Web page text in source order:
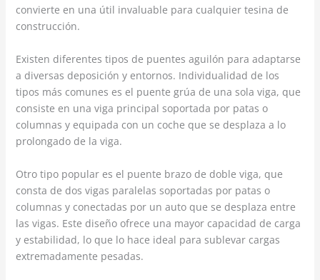
convierte en una útil invaluable para cualquier tesina de
construcción.
Existen diferentes tipos de puentes aguilón para adaptarse
a diversas deposición y entornos. Individualidad de los
tipos más comunes es el puente grúa de una sola viga, que
consiste en una viga principal soportada por patas o
columnas y equipada con un coche que se desplaza a lo
prolongado de la viga.
Otro tipo popular es el puente brazo de doble viga, que
consta de dos vigas paralelas soportadas por patas o
columnas y conectadas por un auto que se desplaza entre
las vigas. Este diseño ofrece una mayor capacidad de carga
y estabilidad, lo que lo hace ideal para sublevar cargas
extremadamente pesadas.